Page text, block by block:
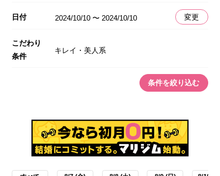
日付 2024/10/10 〜 2024/10/10 変更
こだわり
条件
キレイ・美人系
条件を絞り込む